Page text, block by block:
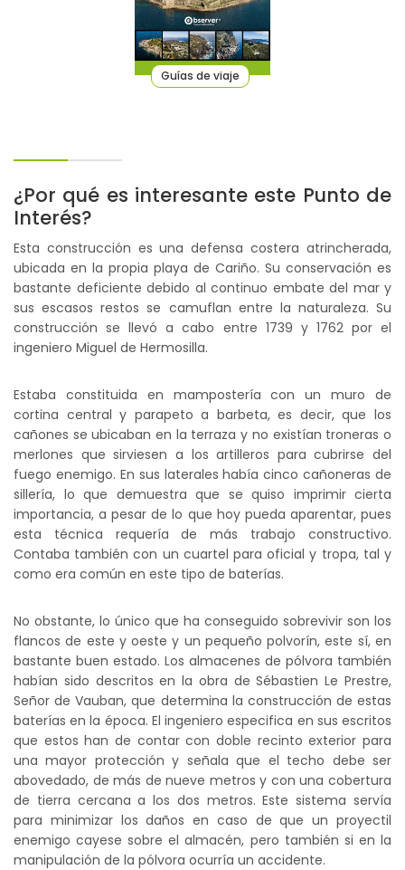
Guías de viaje
¿Por qué es interesante este Punto de
Interés?
Esta construcción es una defensa costera atrincherada,
ubicada en la propia playa de Cariño. Su conservación es
bastante deficiente debido al continuo embate del mar y
sus escasos restos se camuflan entre la naturaleza. Su
construcción se llevó a cabo entre 1739 y 1762 por el
ingeniero Miguel de Hermosilla.
Estaba constituida en mampostería con un muro de
cortina central y parapeto a barbeta, es decir, que los
cañones se ubicaban en la terraza y no existían troneras o
merlones que sirviesen a los artilleros para cubrirse del
fuego enemigo. En sus laterales había cinco cañoneras de
sillería, lo que demuestra que se quiso imprimir cierta
importancia, a pesar de lo que hoy pueda aparentar, pues
esta técnica requería de más trabajo constructivo.
Contaba también con un cuartel para oficial y tropa, tal y
como era común en este tipo de baterías.
No obstante, lo único que ha conseguido sobrevivir son los
flancos de este y oeste y un pequeño polvorín, este sí, en
bastante buen estado. Los almacenes de pólvora también
habían sido descritos en la obra de Sébastien Le Prestre,
Señor de Vauban, que determina la construcción de estas
baterías en la época. El ingeniero especifica en sus escritos
que estos han de contar con doble recinto exterior para
una mayor protección y señala que el techo debe ser
abovedado, de más de nueve metros y con una cobertura
de tierra cercana a los dos metros. Este sistema servía
para minimizar los daños en caso de que un proyectil
enemigo cayese sobre el almacén, pero también si en la
manipulación de la pólvora ocurría un accidente.